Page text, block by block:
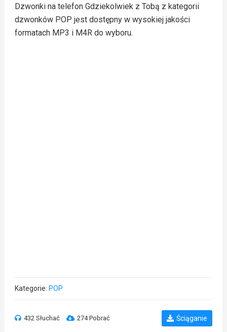
Dzwonki na telefon Gdziekolwiek z Tobą z kategorii
dzwonków POP jest dostępny w wysokiej jakości
formatach MP3 i M4R do wyboru.
Kategorie: POP
432 Słuchać 274 Pobrać Ściąganie